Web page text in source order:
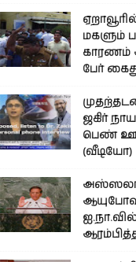
மகளும்
காரணம்
பேர்
ஜகிர்
பெண்
(வீடியோ)